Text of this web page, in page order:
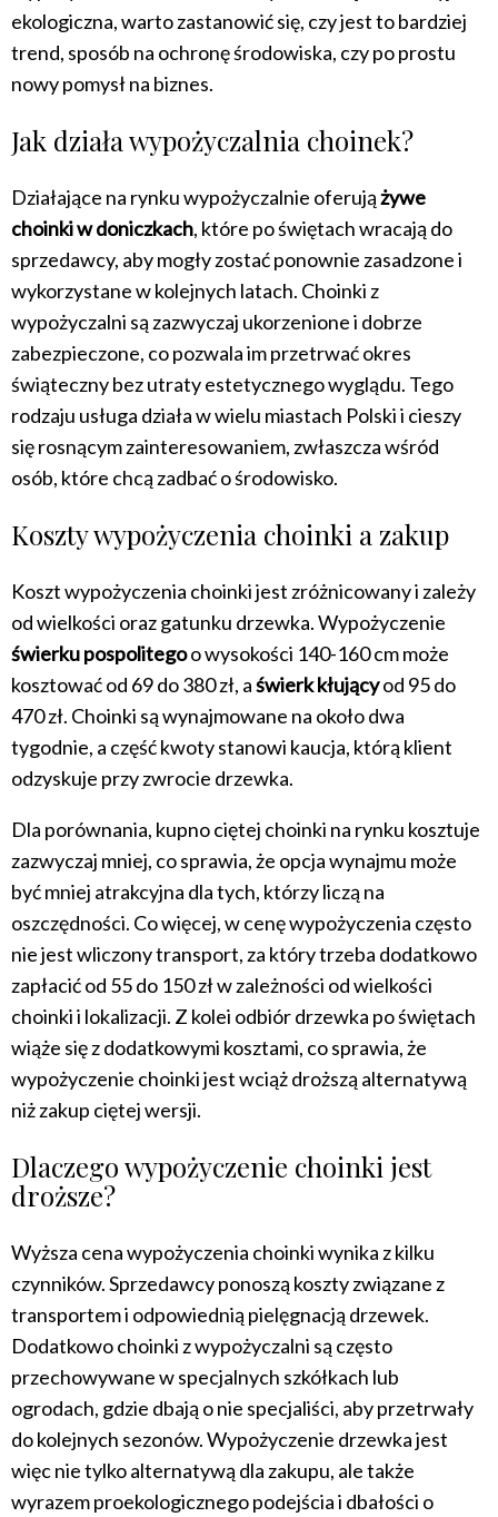
ekologiczna, warto zastanowić się, czy jest to bardziej
trend, sposób na ochronę środowiska, czy po prostu
nowy pomysł na biznes.
Jak działa wypożyczalnia choinek?
Działające na rynku wypożyczalnie oferujążywe
choinki w doniczkach, które po świętach wracają do
sprzedawcy, aby mogły zostać ponownie zasadzone i
wykorzystane w kolejnych latach. Choinki z
wypożyczalni są zazwyczaj ukorzenione i dobrze
zabezpieczone, co pozwala im przetrwać okres
świąteczny bez utraty estetycznego wyglądu. Tego
rodzaju usługa działa w wielu miastach Polski i cieszy
się rosnącym zainteresowaniem, zwłaszcza wśród
osób, które chcą zadbać o środowisko.
Koszty wypożyczenia choinki a zakup
Koszt wypożyczenia choinki jest zróżnicowany i zależy
od wielkości oraz gatunku drzewka. Wypożyczenie
świerku pospolitegoo wysokości 140-160 cm może
kosztować od 69 do 380 zł, aświerk kłującyod 95 do
470 zł. Choinki są wynajmowane na około dwa
tygodnie, a część kwoty stanowi kaucja, którą klient
odzyskuje przy zwrocie drzewka.
Dla porównania, kupno ciętej choinki na rynku kosztuje
zazwyczaj mniej, co sprawia, że opcja wynajmu może
być mniej atrakcyjna dla tych, którzy liczą na
oszczędności. Co więcej, w cenę wypożyczenia często
nie jest wliczony transport, za który trzeba dodatkowo
zapłacić od 55 do 150 zł w zależności od wielkości
choinki i lokalizacji. Z kolei odbiór drzewka po świętach
wiąże się z dodatkowymi kosztami, co sprawia, że
wypożyczenie choinki jest wciąż droższą alternatywą
niż zakup ciętej wersji.
Dlaczego wypożyczenie choinki jest
droższe?
Wyższa cena wypożyczenia choinki wynika z kilku
czynników. Sprzedawcy ponoszą koszty związane z
transportem i odpowiednią pielęgnacją drzewek.
Dodatkowo choinki z wypożyczalni są często
przechowywane w specjalnych szkółkach lub
ogrodach, gdzie dbają o nie specjaliści, aby przetrwały
do kolejnych sezonów. Wypożyczenie drzewka jest
więc nie tylko alternatywą dla zakupu, ale także
wyrazem proekologicznego podejścia i dbałości o